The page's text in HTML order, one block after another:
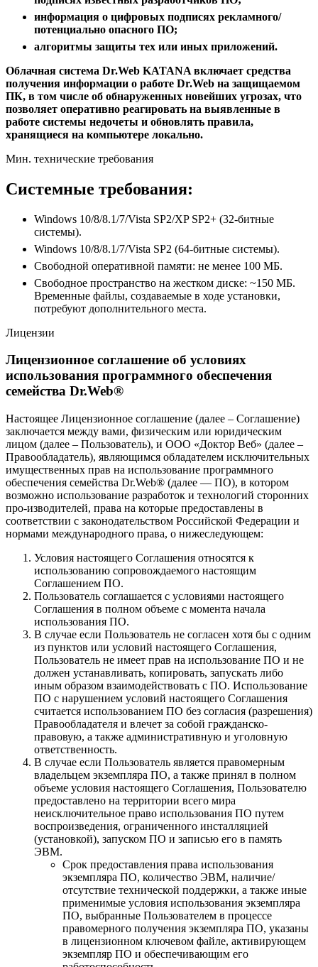
информация о цифровых подписях рекламного/
потенциально опасного ПО;
алгоритмы защиты тех или иных приложений.
Облачная система Dr.Web KATANA включает средства
получения информации о работе Dr.Web на защищаемом
ПК, в том числе об обнаруженных новейших угрозах, что
позволяет оперативно реагировать на выявленные в
работе системы недочеты и обновлять правила,
хранящиеся на компьютере локально.
Мин. технические требования
Системные требования:
Windows 10/8/8.1/7/Vista SP2/XP SP2+ (32-битные
системы).
Windows 10/8/8.1/7/Vista SP2 (64-битные системы).
Свободной оперативной памяти: не менее 100 МБ.
Свободное пространство на жестком диске: ~150 МБ.
Временные файлы, создаваемые в ходе установки,
потребуют дополнительного места.
Лицензии
Лицензионное соглашение об условиях
использования программного обеспечения
семейства Dr.Web®
Настоящее Лицензионное соглашение (далее – Соглашение)
заключается между вами, физическим или юридическим
лицом (далее – Пользователь), и ООО «Доктор Веб» (далее –
Правообладатель), являющимся обладателем исключительных
имущественных прав на использование программного
обеспечения семейства Dr.Web® (далее — ПО), в котором
возможно использование разработок и технологий сторонних
про-изводителей, права на которые предоставлены в
соответствии с законодательством Российской Федерации и
нормами международного права, о нижеследующем:
Условия настоящего Соглашения относятся к
использованию сопровождаемого настоящим
Соглашением ПО.
Пользователь соглашается с условиями настоящего
Соглашения в полном объеме с момента начала
использования ПО.
В случае если Пользователь не согласен хотя бы с одним
из пунктов или условий настоящего Соглашения,
Пользователь не имеет прав на использование ПО и не
должен устанавливать, копировать, запускать либо
иным образом взаимодействовать с ПО. Использование
ПО с нарушением условий настоящего Соглашения
считается использованием ПО без согласия (разрешения)
Правообладателя и влечет за собой гражданско-
правовую, а также административную и уголовную
ответственность.
В случае если Пользователь является правомерным
владельцем экземпляра ПО, а также принял в полном
объеме условия настоящего Соглашения, Пользователю
предоставлено на территории всего мира
неисключительное право использования ПО путем
воспроизведения, ограниченного инсталляцией
(установкой), запуском ПО и записью его в память
ЭВМ.
Cрок предоставления права использования
экземпляра ПО, количество ЭВМ, наличие/
отсутствие технической поддержки, а также иные
применимые условия использования экземпляра
ПО, выбранные Пользователем в процессе
правомерного получения экземпляра ПО, указаны
в лицензионном ключевом файле, активирующем
экземпляр ПО и обеспечивающим его